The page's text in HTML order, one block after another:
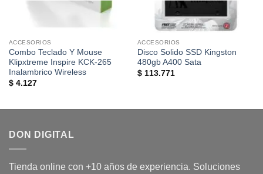
ACCESORIOS
Combo Teclado Y Mouse
Klipxtreme Inspire KCK-265
Inalambrico Wireless
$4.127
ACCESORIOS
Disco Solido SSD Kingston
480gb A400 Sata
$113.771
DON DIGITAL
Tienda online con +10 años de experiencia. Soluciones